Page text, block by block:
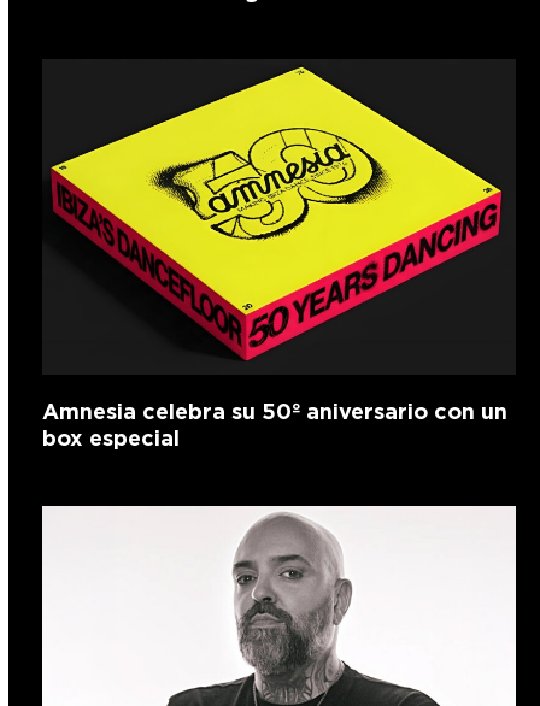
Amnesia celebra su 50º aniversario con un
box especial